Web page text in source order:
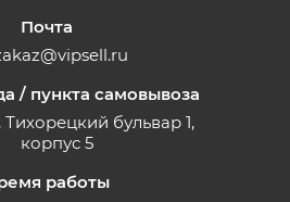
Почта
/ пункта самовывоза
Тихорецкий бульвар 1,
корпус 5
работы